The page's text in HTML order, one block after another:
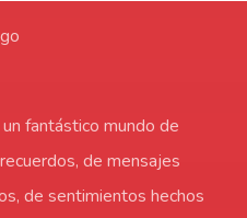
fantástico mundo de
de mensajes
de sentimientos hechos